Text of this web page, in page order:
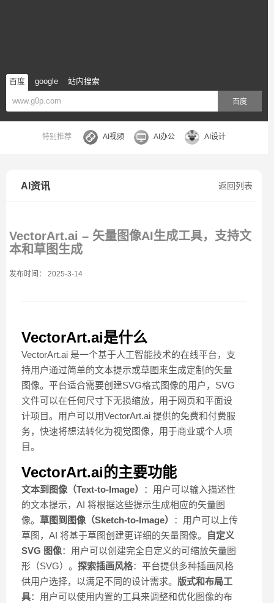
百度 google 站内搜索
百度
特别推荐 AI视频 AI办公 AI设计
返回列表
AI资讯
VectorArt.ai – 矢量图像AI生成工具，支持文
本和草图生成
发布时间： 2025-3-14
VectorArt.ai是什么
VectorArt.ai 是一个基于人工智能技术的在线平台，支
持用户通过简单的文本提示或草图来生成定制的矢量
图像。平台适合需要创建SVG格式图像的用户，SVG
文件可以在任何尺寸下无损缩放，用于网页和平面设
计项目。用户可以用VectorArt.ai 提供的免费和付费服
务，快速将想法转化为视觉图像，用于商业或个人项
目。
VectorArt.ai的主要功能
文本到图像（Text-to-Image）
：用户可以输入描述性
的文本提示，AI 将根据这些提示生成相应的矢量图
像。 草图到图像（Sketch-to-Image）
：用户可以上传
草图，AI 将基于草图创建更详细的矢量图像。
自定义
SVG 图像：用户可以创建完全自定义的可缩放矢量图
形（SVG）。 探索插画风格：平台提供多种插画风格
供用户选择，以满足不同的设计需求。 版式和布局工
具：用户可以使用内置的工具来调整和优化图像的布